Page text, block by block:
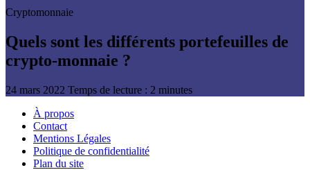
Cryptomonnaie
Quels sont les différents portefeuilles de
crypto-monnaie ?
24 mars 2022 Temps de lecture : 2 minutes
À propos
Contact
Mentions Légales
Politique de confidentialité
Plan du site